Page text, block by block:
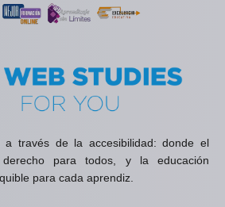
a través de la accesibilidad: donde el
para todos, y la educación
para cada aprendiz.